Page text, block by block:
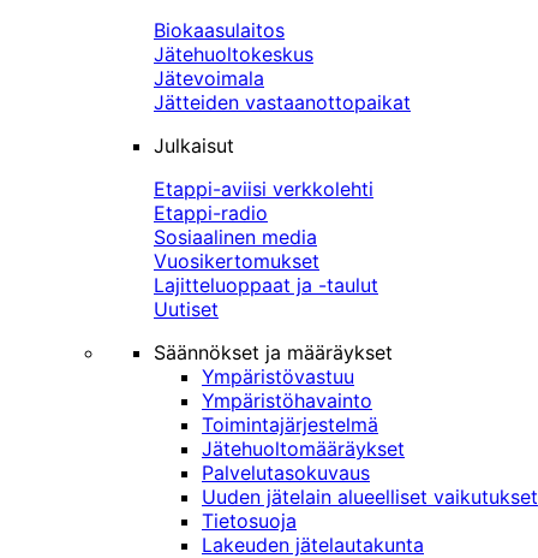
Biokaasulaitos
Jätehuoltokeskus
Jätevoimala
Jätteiden vastaanottopaikat
Julkaisut
Etappi-aviisi verkkolehti
Etappi-radio
Sosiaalinen media
Vuosikertomukset
Lajitteluoppaat ja -taulut
Uutiset
Säännökset ja määräykset
Ympäristövastuu
Ympäristöhavainto
Toimintajärjestelmä
Jätehuoltomääräykset
Palvelutasokuvaus
Uuden jätelain alueelliset vaikutukset
Tietosuoja
Lakeuden jätelautakunta